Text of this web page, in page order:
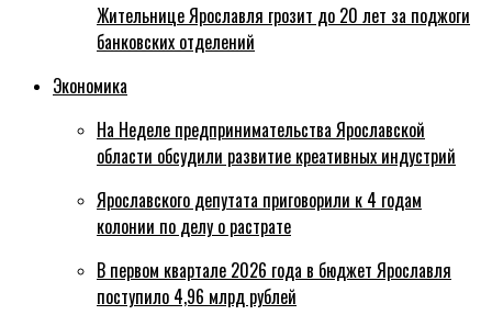
Жительнице Ярославля грозит до 20 лет за поджоги
банковских отделений
Экономика
На Неделе предпринимательства Ярославской
области обсудили развитие креативных индустрий
Ярославского депутата приговорили к 4 годам
колонии по делу о растрате
В первом квартале 2026 года в бюджет Ярославля
поступило 4,96 млрд рублей